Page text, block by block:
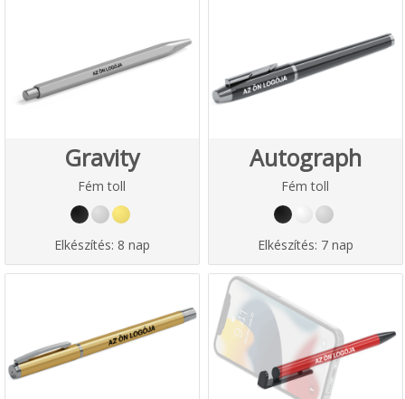
Gravity
Fém toll
Elkészítés: 8 nap
Autograph
Fém toll
Elkészítés: 7 nap